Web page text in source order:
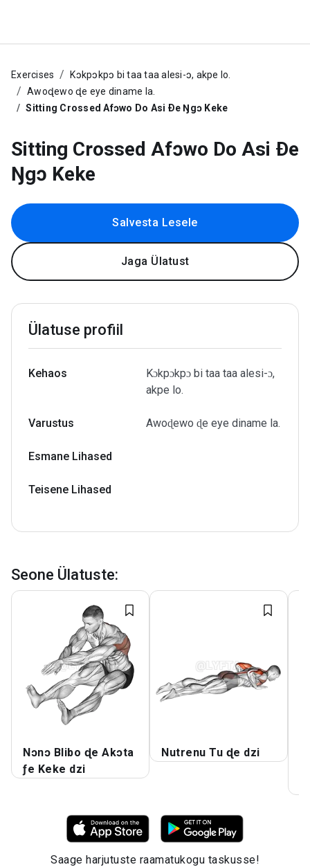
Exercises
Kɔkpɔkpɔ bi taa taa alesi-ɔ, akpe lo.
Awoɖewo ɖe eye diname la.
Sitting Crossed Afɔwo Do Asi Ðe Ŋgɔ Keke
Sitting Crossed Afɔwo Do Asi Ðe
Ŋgɔ Keke
Salvesta Lesele
Jaga Ülatust
Ülatuse profiil
Kehaos
Kɔkpɔkpɔ bi taa taa alesi-ɔ,
akpe lo.
Varustus Awoɖewo ɖe eye diname la.
Esmane Lihased
Teisene Lihased
Seone Ülatuste:
Nɔnɔ Blibo ɖe Akɔta
ƒe Keke dzi
Nutrenu Tu ɖe dzi
Saage harjutuste raamatukogu taskusse!